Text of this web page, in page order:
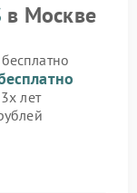
в Москве
бесплатно
лет